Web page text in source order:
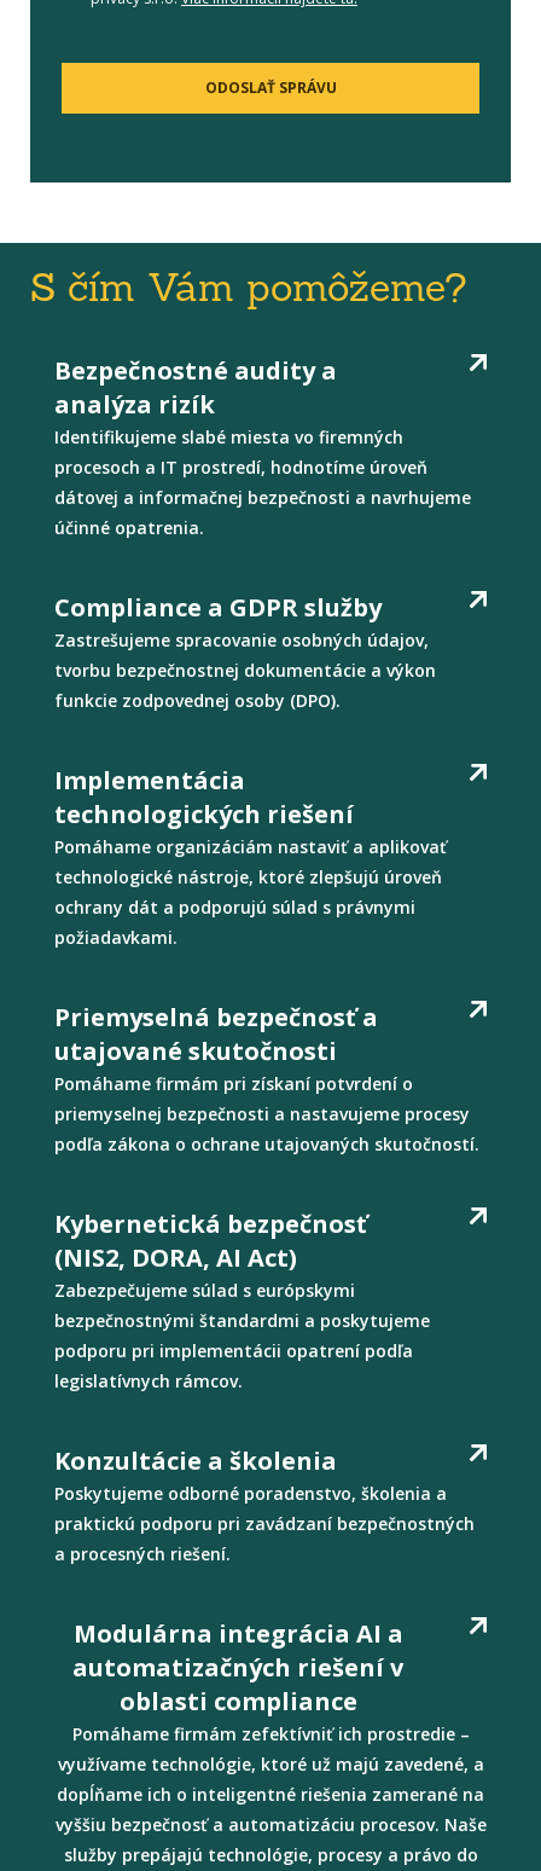
ODOSLAŤ SPRÁVU
S čím Vám pomôžeme?
Bezpečnostné audity a
analýza rizík
Identifikujeme slabé miesta vo firemných
procesoch a IT prostredí, hodnotíme úroveň
dátovej a informačnej bezpečnosti a navrhujeme
účinné opatrenia.
Compliance a GDPR služby
Zastrešujeme spracovanie osobných údajov,
tvorbu bezpečnostnej dokumentácie a výkon
funkcie zodpovednej osoby (DPO).
Implementácia
technologických riešení
Pomáhame organizáciám nastaviť a aplikovať
technologické nástroje, ktoré zlepšujú úroveň
ochrany dát a podporujú súlad s právnymi
požiadavkami.
Priemyselná bezpečnosť a
utajované skutočnosti
Pomáhame firmám pri získaní potvrdení o
priemyselnej bezpečnosti a nastavujeme procesy
podľa zákona o ochrane utajovaných skutočností.
Kybernetická bezpečnosť
(NIS2, DORA, AI Act)
Zabezpečujeme súlad s európskymi
bezpečnostnými štandardmi a poskytujeme
podporu pri implementácii opatrení podľa
legislatívnych rámcov.
Konzultácie a školenia
Poskytujeme odborné poradenstvo, školenia a
praktickú podporu pri zavádzaní bezpečnostných
a procesných riešení.
Modulárna integrácia AI a
automatizačných riešení v
oblasti compliance
Pomáhame firmám zefektívniť ich prostredie –
využívame technológie, ktoré už majú zavedené, a
dopĺňame ich o inteligentné riešenia zamerané na
vyššiu bezpečnosť a automatizáciu procesov. Naše
služby prepájajú technológie, procesy a právo do